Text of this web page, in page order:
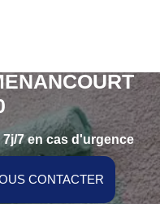
7 en cas d'urgence
CONTACTER